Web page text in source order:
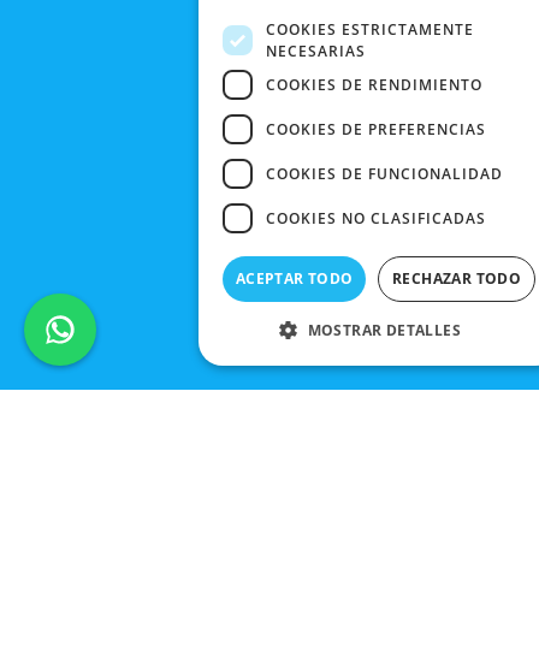
CONTACTO
COOKIES ESTRICTAMENTE
NECESARIAS
COOKIES DE RENDIMIENTO
COOKIES DE PREFERENCIAS
COOKIES DE FUNCIONALIDAD
COOKIES NO CLASIFICADAS
ACEPTAR TODO RECHAZAR TODO
MOSTRAR DETALLES